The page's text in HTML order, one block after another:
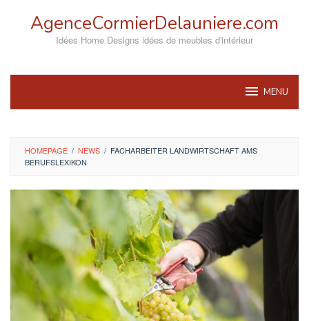
AgenceCormierDelauniere.com
Idées Home Designs idées de meubles d'intérieur
MENU
HOMEPAGE / NEWS / FACHARBEITER LANDWIRTSCHAFT AMS
BERUFSLEXIKON